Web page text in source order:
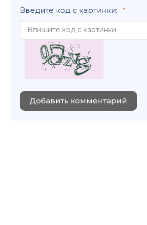
Введите код с картинки:
Добавить комментарий